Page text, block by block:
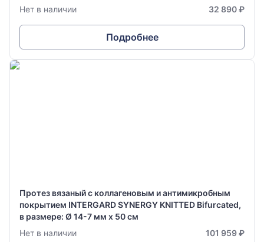
Нет в наличии 32 890 ₽
Подробнее
Протез вязаный с коллагеновым и антимикробным
покрытием INTERGARD SYNERGY KNITTED Bifurcated,
в размере: Ø 14-7 мм х 50 см
Нет в наличии
101 959 ₽